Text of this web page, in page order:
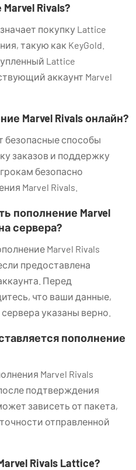
Rivals?
покупку Lattice
такую как KeyGold.
Lattice
аккаунт Marvel
Marvel Rivals онлайн?
безопасные способы
заказов и поддержку
безопасно
Marvel Rivals.
пополнение Marvel
сервера?
Marvel Rivals
предоставлена
Перед
что ваши данные,
указаны верно.
пополнение
Marvel Rivals
подтверждения
зависеть от пакета,
отправленной
Rivals Lattice?